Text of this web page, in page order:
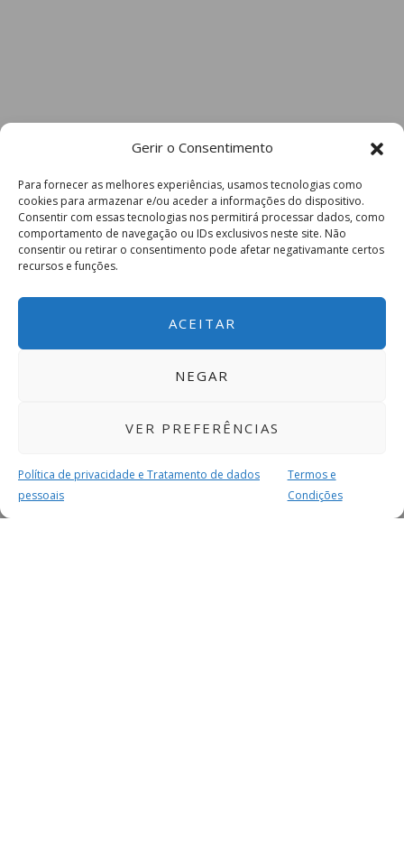
Gerir o Consentimento
Para fornecer as melhores experiências, usamos tecnologias como
cookies para armazenar e/ou aceder a informações do dispositivo.
Consentir com essas tecnologias nos permitirá processar dados, como
comportamento de navegação ou IDs exclusivos neste site. Não
consentir ou retirar o consentimento pode afetar negativamante certos
recursos e funções.
ACEITAR
NEGAR
VER PREFERÊNCIAS
Política de privacidade e Tratamento de dados
pessoais
Termos e
Condições